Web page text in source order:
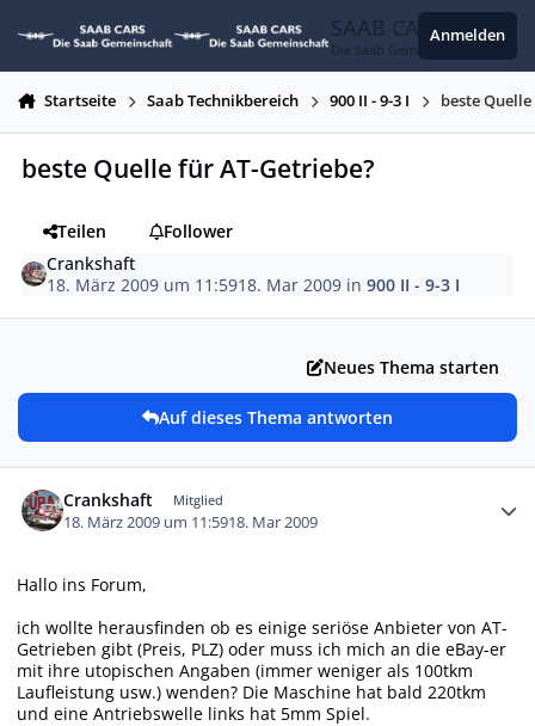
SAAB CARS
Die Saab Gemeinschaft
Anmelden
Startseite Saab Technikbereich 900 II - 9-3 I beste
beste Quelle für AT-Getriebe?
Teilen
Follower
Crankshaft
18. März 2009 um 11:5918. Mar 2009 in900 II - 9-3 I
Neues Thema starten
Auf dieses Thema antworten
Crankshaft Mitglied
18. März 2009 um 11:5918. Mar 2009
Hallo ins Forum,
ich wollte herausfinden ob es einige seriöse Anbieter von AT-
Getrieben gibt (Preis, PLZ) oder muss ich mich an die eBay-er
mit ihre utopischen Angaben (immer weniger als 100tkm
Laufleistung usw.) wenden? Die Maschine hat bald 220tkm
und eine Antriebswelle links hat 5mm Spiel.